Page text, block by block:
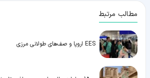
مطالب مرتبط
EES اروپا و صف‌های طولانی مرزی